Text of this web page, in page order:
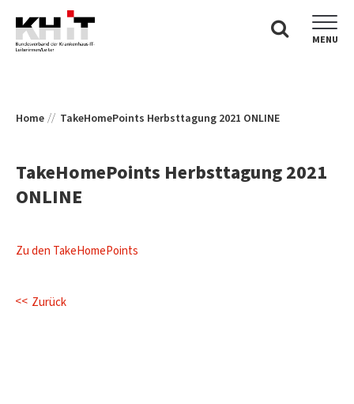
MENU
Home TakeHomePoints Herbsttagung 2021 ONLINE
TakeHomePoints Herbsttagung 2021
ONLINE
Zu den TakeHomePoints
Zurück